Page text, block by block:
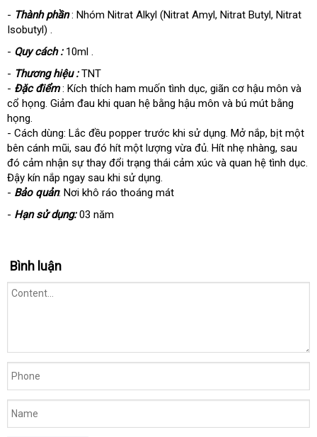
- Thành phần: Nhóm Nitrat Alkyl (Nitrat Amyl, Nitrat Butyl, Nitrat
Isobutyl) .
- Quy cách :10ml .
- Thương hiệu :TNT
- Đặc điểm: Kích thích ham muốn tình dục, giãn cơ hậu môn và
cổ họng. Giảm đau khi quan hệ bằng hậu môn và bú mút bằng
họng.
- Cách dùng: Lắc đều popper trước khi sử dụng. Mở nắp, bịt một
bên cánh mũi, sau đó hít một lượng vừa đủ. Hít nhẹ nhàng, sau
đó cảm nhận sự thay đổi trạng thái cảm xúc và quan hệ tình dục.
Đậy kín nắp ngay sau khi sử dụng.
- Bảo quản: Nơi khô ráo thoáng mát
- Hạn sử dụng:03 năm
Bình luận